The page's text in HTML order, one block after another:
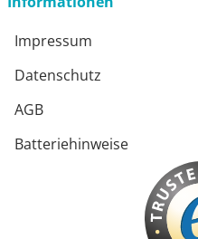
Impressum
Datenschutz
AGB
Batteriehinweise